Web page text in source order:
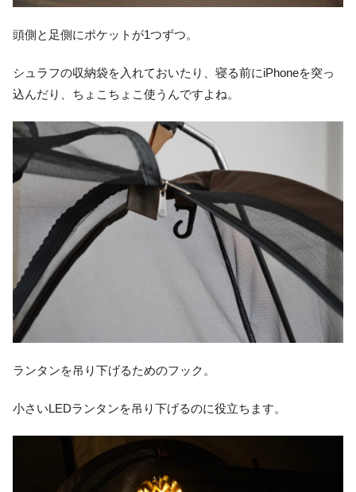
頭側と足側にポケットが1つずつ。
シュラフの収納袋を入れておいたり、寝る前にiPhoneを突っ
込んだり、ちょこちょこ使うんですよね。
ランタンを吊り下げるためのフック。
小さいLEDランタンを吊り下げるのに役立ちます。